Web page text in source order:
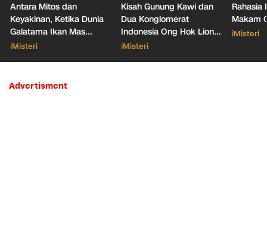
Antara Mitos dan
Keyakinan, Ketika Dunia
Galatama Ikan Mas
Bersentuhan dengan Hal
iMisteri
Kisah Gunung Kawi dan
Dua Konglomerat
Indonesia Ong Hok Liong
hingga Liem Sioe Liong
iMisteri
Rahasia
Makam
iMisteri
Advertisment